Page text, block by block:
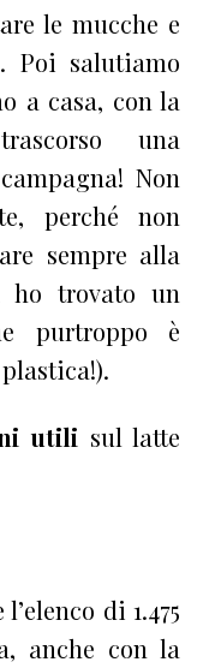
le mucche e
Poi salutiamo
a casa, con la
una
Non
perché non
sempre alla
ho trovato un
purtroppo è
utili sul latte
di 1.475
anche con la